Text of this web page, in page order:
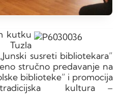
kutku
Tuzla
susreti bibliotekara”
stručno predavanje na
biblioteke” i promocija
tradicijska kultura –